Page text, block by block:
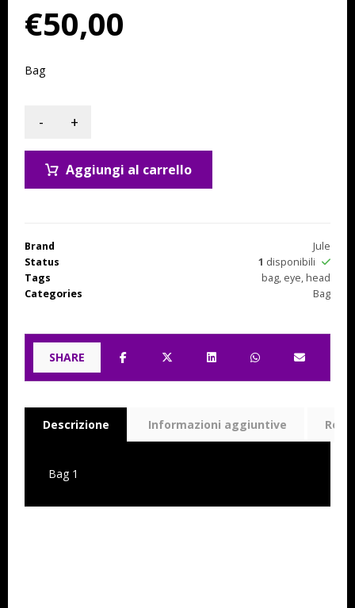
€50,00
Bag
- +
Aggiungi al carrello
Brand
Jule
Status
1 disponibili
Tags
bag, eye, head
Categories
Bag
Descrizione Informazioni aggiuntive
Bag 1